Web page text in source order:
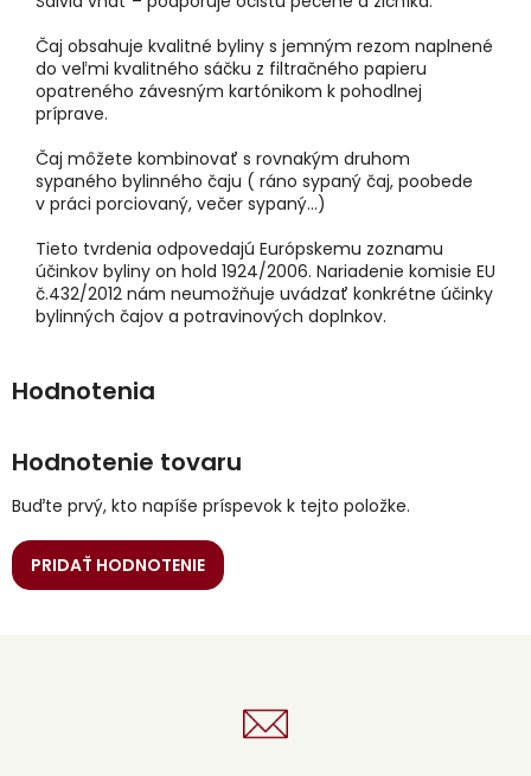
Čaj obsahuje kvalitné byliny s jemným rezom naplnené
do veľmi kvalitného sáčku z filtračného papieru
opatreného závesným kartónikom k pohodlnej
príprave.
Čaj môžete kombinovať s rovnakým druhom
sypaného bylinného čaju ( ráno sypaný čaj, poobede
v práci porciovaný, večer sypaný...)
Tieto tvrdenia odpovedajú Európskemu zoznamu
účinkov byliny on hold 1924/2006. Nariadenie komisie EU
č.432/2012 nám neumožňuje uvádzať konkrétne účinky
bylinných čajov a potravinových doplnkov.
Hodnotenie tovaru
Buďte prvý, kto napíše príspevok k tejto položke.
PRIDAŤ HODNOTENIE